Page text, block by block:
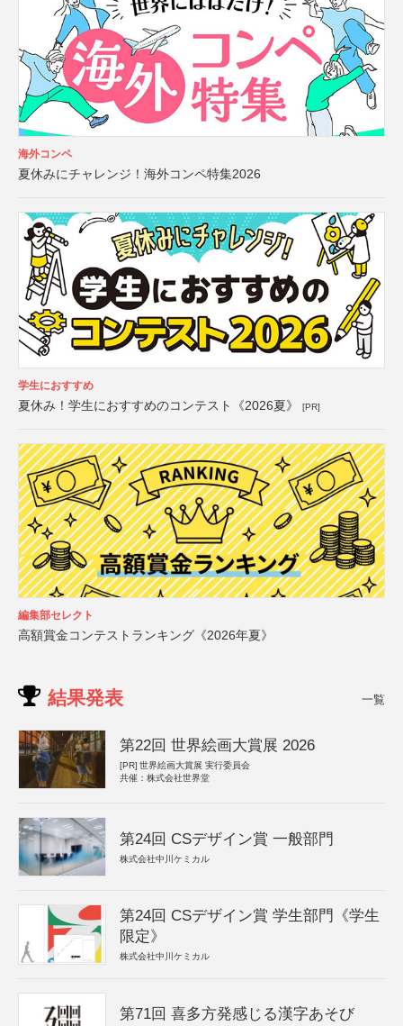
海外コンペ
夏休みにチャレンジ！海外コンペ特集2026
学生におすすめ
夏休み！学生におすすめのコンテスト《2026夏》 [PR]
編集部セレクト
高額賞金コンテストランキング《2026年夏》
結果発表 一覧
第22回 世界絵画大賞展 2026
[PR] 世界絵画大賞展 実行委員会
共催：株式会社世界堂
第24回 CSデザイン賞 一般部門
株式会社中川ケミカル
第24回 CSデザイン賞 学生部門《学生
限定》
株式会社中川ケミカル
第71回 喜多方発感じる漢字あそび